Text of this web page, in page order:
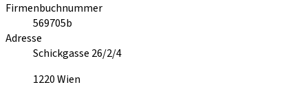
Firmenbuchnummer
569705b
Adresse
Schickgasse 26/2/4
1220Wien